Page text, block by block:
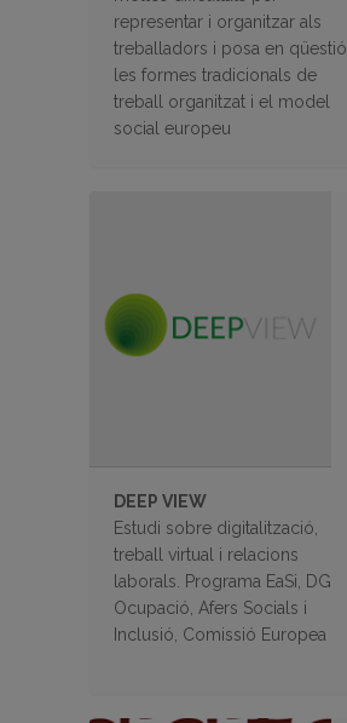
representar i organitzar als
treballadors i posa en qüestió
les formes tradicionals de
treball organitzat i el model
social europeu
DEEP VIEW
Estudi sobre digitalització,
treball virtual i relacions
laborals. Programa EaSi, DG
Ocupació, Afers Socials i
Inclusió, Comissió Europea